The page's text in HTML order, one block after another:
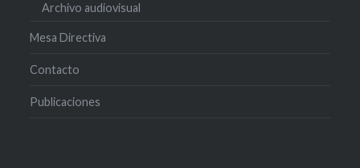
Archivo audiovisual
Mesa Directiva
Contacto
Publicaciones